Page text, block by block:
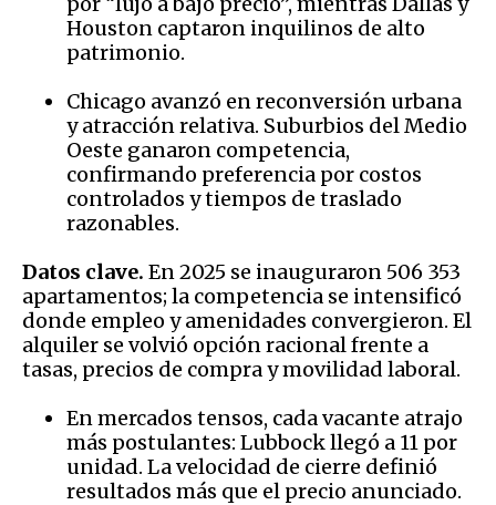
Houston captaron inquilinos de alto
patrimonio.
Chicago avanzó en reconversión urbana
y atracción relativa. Suburbios del Medio
Oeste ganaron competencia,
confirmando preferencia por costos
controlados y tiempos de traslado
razonables.
Datos clave. En 2025 se inauguraron 506 353
apartamentos; la competencia se intensificó
donde empleo y amenidades convergieron. El
alquiler se volvió opción racional frente a
tasas, precios de compra y movilidad laboral.
En mercados tensos, cada vacante atrajo
más postulantes: Lubbock llegó a 11 por
unidad. La velocidad de cierre definió
resultados más que el precio anunciado.